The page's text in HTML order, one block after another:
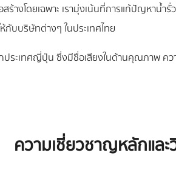
ร้างโดยเฉพาะ เรามุ่งเน้นที่การแก้ปัญหาน้
บบริษัทต่างๆ ในประเทศไทย
ระเทศญี่ปุ่น ซึ่งมีชื่อเสียงในด้านคุณภาพ ค
ความเชี่ยวชาญหลักแล